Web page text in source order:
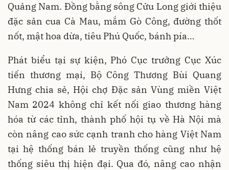
Quảng Nam. Đồng bằng sông Cửu Long giới thiệu
đặc sản cua Cà Mau, mắm Gò Công, đường thốt
nốt, mật hoa dừa, tiêu Phú Quốc, bánh pía…
Phát biểu tại sự kiện, Phó Cục trưởng Cục Xúc
tiến thương mại, Bộ Công Thương Bùi Quang
Hưng chia sẻ, Hội chợ Đặc sản Vùng miền Việt
Nam 2024 không chỉ kết nối giao thương hàng
hóa từ các tỉnh, thành phố hội tụ về Hà Nội mà
còn nâng cao sức cạnh tranh cho hàng Việt Nam
tại hệ thống bán lẻ truyền thống cũng như hệ
thống siêu thị hiện đại. Qua đó, nâng cao nhận